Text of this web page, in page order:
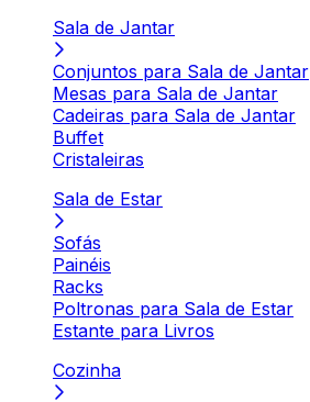
Sala de Jantar
Conjuntos para Sala de Jantar
Mesas para Sala de Jantar
Cadeiras para Sala de Jantar
Buffet
Cristaleiras
Sala de Estar
Sofás
Painéis
Racks
Poltronas para Sala de Estar
Estante para Livros
Cozinha